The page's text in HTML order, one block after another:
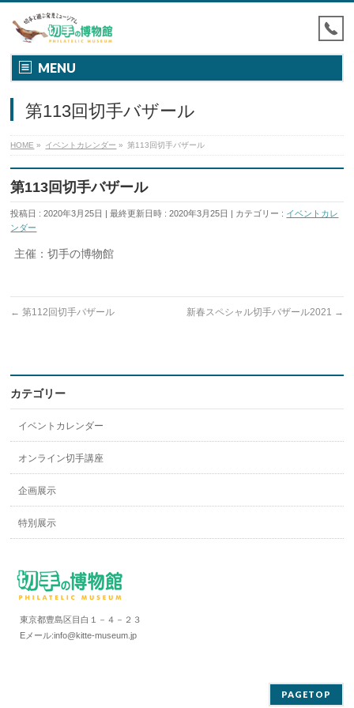
MENU
第113回切手バザール
HOME » イベントカレンダー » 第113回切手バザール
第113回切手バザール
投稿日 : 2020年3月25日 最終更新日時 : 2020年3月25日 カテゴリー : イベントカレ
ンダー
主催：切手の博物館
← 第112回切手バザール 新春スペシャル切手バザール2021 →
カテゴリー
イベントカレンダー
オンライン切手講座
企画展示
特別展示
東京都豊島区目白１－４－２３
Eメール:info@kitte-museum.jp
PAGETOP